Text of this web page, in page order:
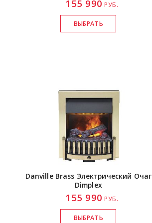
155 990 РУБ.
Danville Brass Электрический Очаг
Dimplex
155 990 РУБ.